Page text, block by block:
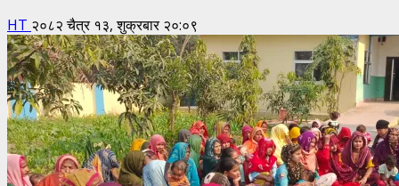
HT २०८२ चैत्र १३, शुक्रबार २०:०९